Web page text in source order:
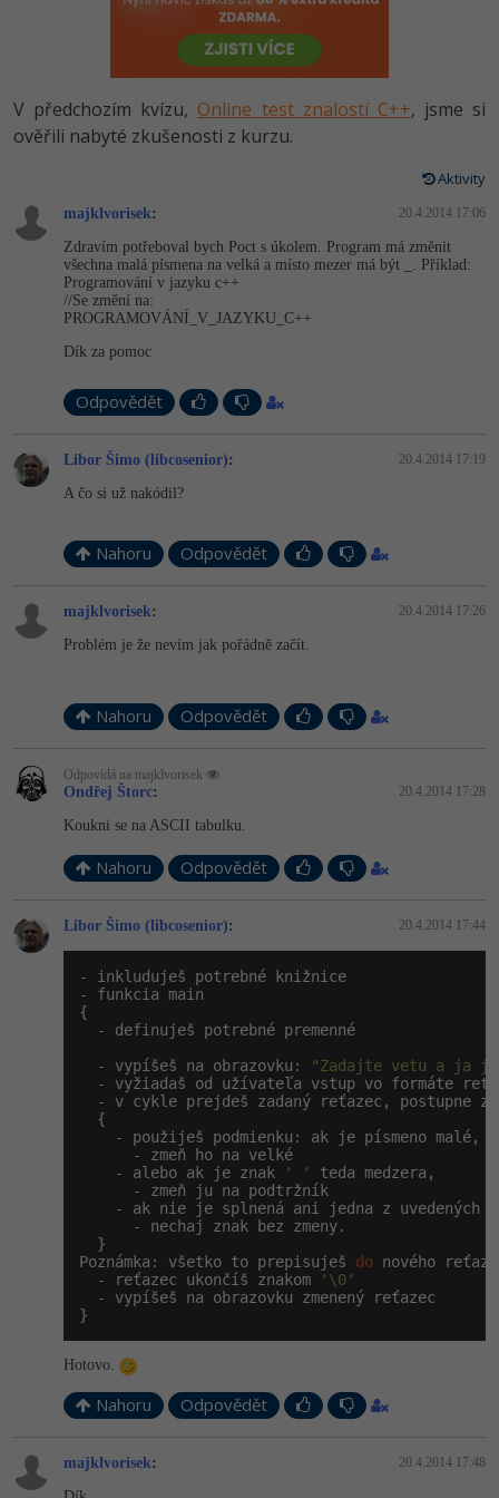
HTML5, CSS3, Bootstrap, SEO
Testování a verzování
React
Spring
ASP.NET MVC
Django
Best practices
JavaScript
Python
HTML / CSS
UML a návrhové vzory
MySQL/MariaDB
MS-SQL
SQLite
Vývojář mobilních aplikací
Specialista na AI a bigdata
C# Game developer
Tester
Systémový administrátor
Grafik / UX/UI návrhář
Databázový analytik
Copywriter
SEO specialista
-80%
-80%
PHP -80%
-80%
Kotlin -80%
-80%
VB.NET
Návrh SW
Algoritmy -41%
Pro děti
Více
Kurzy e-commerce
Testování softwaru
Datová analýza
Digitální gramotnost
Marketing
WordPress
-30%
UX
Business
Kryptoměny -25%
Kurzy designu
HTML/CSS
Photoshop
Adobe Illustrator
Adobe Lightroom -30%
Adobe XD
Adobe InDesign -25%
Adobe After Effects
Blender -80%
Inkscape
Fotografování
Příběhy absolventů
V předchozím kvízu, Online test znalostí C++, jsme si
ověřili nabyté zkušenosti z kurzu.
Aktivity
majklvorisek: 20.4.2014 17:06
Zdravím potřeboval bych Poct s úkolem. Program má změnit
všechna malá písmena na velká a místo mezer má být _. Příklad:
Programování v jazyku c++
//Se změní na:
PROGRAMOVÁNÍ_V_JA­ZYKU_C++
Dík za pomoc
Odpovědět
Libor Šimo (libcosenior): 20.4.2014 17:19
A čo si už nakódil?
Nahoru Odpovědět
majklvorisek: 20.4.2014 17:26
Problém je že nevím jak pořádně začít.
Nahoru Odpovědět
Odpovídá na majklvorisek
Ondřej Štorc: 20.4.2014 17:28
Koukni se na ASCII tabulku.
Nahoru Odpovědět
Libor Šimo (libcosenior): 20.4.2014 17:44
- inkluduješ potrebné knižnice
- funkcia main
{
  - definuješ potrebné premenné
  - vypíšeš na obrazovku:
"Zadajte vetu a ja ju
- vyžiadaš od užívateľa vstup vo formáte
- v cykle prejdeš zadaný reťazec, postupne
  {
    - použiješ podmienku: ak je písmeno malé,
      - zmeň ho na velké
    - alebo ak je znak
' '
teda medzera,
      - zmeň ju na podtržník
- ak nie je splnená ani jedna z uvedených
      - nechaj znak bez zmeny.
  }
Poznámka: všetko to prepisuješ do nového
  - reťazec ukončíš znakom
'\0'
  - vypíšeš na obrazovku zmenený reťazec
}
Hotovo.
Nahoru Odpovědět
majklvorisek: 20.4.2014 17:48